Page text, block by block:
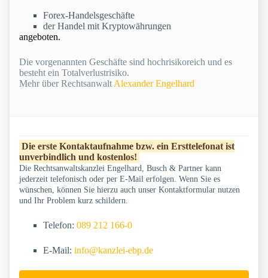
Forex-Handelsgeschäfte
der Handel mit Kryptowährungen
angeboten.
Die vorgenannten Geschäfte sind hochrisikoreich und es
besteht ein Totalverlustrisiko.
Mehr über Rechtsanwalt Alexander Engelhard
Die erste Kontaktaufnahme bzw. ein Ersttelefonat ist
unverbindlich und kostenlos!
Die Rechtsanwaltskanzlei Engelhard, Busch & Partner kann
jederzeit telefonisch oder per E-Mail erfolgen. Wenn Sie es
wünschen, können Sie hierzu auch unser Kontaktformular nutzen
und Ihr Problem kurz schildern.
Telefon: 089 212 166-0
E-Mail: info@kanzlei-ebp.de